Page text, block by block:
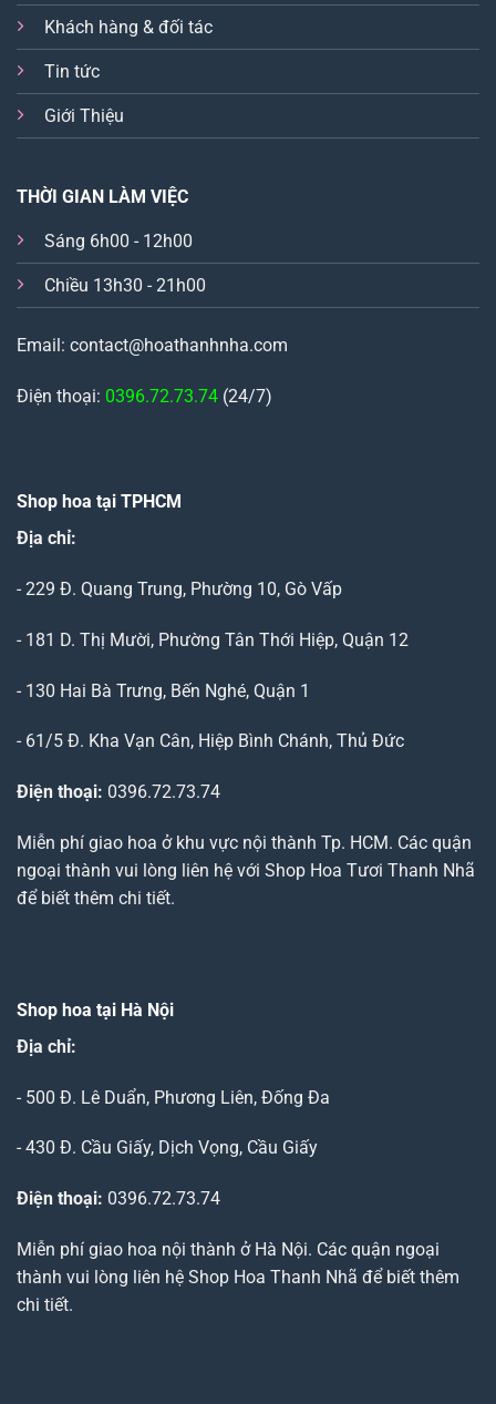
Khách hàng & đối tác
Tin tức
Giới Thiệu
THỜI GIAN LÀM VIỆC
Sáng 6h00 - 12h00
Chiều 13h30 - 21h00
Email: contact@hoathanhnha.com
Điện thoại: 0396.72.73.74 (24/7)
Shop hoa tại TPHCM
Địa chỉ:
- 229 Đ. Quang Trung, Phường 10, Gò Vấp
- 181 D. Thị Mười, Phường Tân Thới Hiệp, Quận 12
- 130 Hai Bà Trưng, Bến Nghé, Quận 1
- 61/5 Đ. Kha Vạn Cân, Hiệp Bình Chánh, Thủ Đức
Điện thoại: 0396.72.73.74
Miễn phí giao hoa ở khu vực nội thành Tp. HCM. Các quận
ngoại thành vui lòng liên hệ với Shop Hoa Tươi Thanh Nhã
để biết thêm chi tiết.
Shop hoa tại Hà Nội
Địa chỉ:
- 500 Đ. Lê Duẩn, Phương Liên, Đống Đa
- 430 Đ. Cầu Giấy, Dịch Vọng, Cầu Giấy
Điện thoại: 0396.72.73.74
Miễn phí giao hoa nội thành ở Hà Nội. Các quận ngoại
thành vui lòng liên hệ Shop Hoa Thanh Nhã để biết thêm
chi tiết.